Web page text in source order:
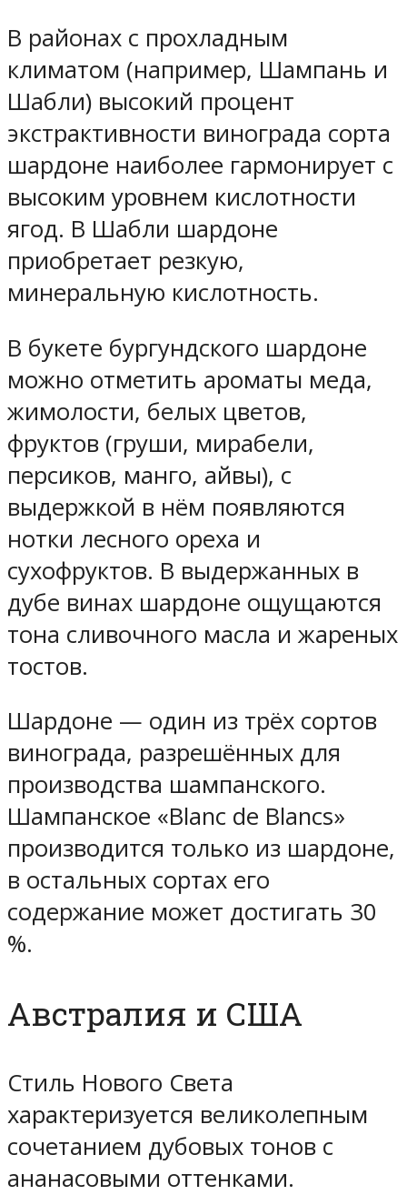
В районах с прохладным
климатом (например, Шампань и
Шабли) высокий процент
экстрактивности винограда сорта
шардоне наиболее гармонирует с
высоким уровнем кислотности
ягод. В Шабли шардоне
приобретает резкую,
минеральную кислотность.
В букете бургундского шардоне
можно отметить ароматы меда,
жимолости, белых цветов,
фруктов (груши, мирабели,
персиков, манго, айвы), с
выдержкой в нём появляются
нотки лесного ореха и
сухофруктов. В выдержанных в
дубе винах шардоне ощущаются
тона сливочного масла и жареных
тостов.
Шардоне — один из трёх сортов
винограда, разрешённых для
производства шампанского.
Шампанское «Blanc de Blancs»
производится только из шардоне,
в остальных сортах его
содержание может достигать 30
%.
Австралия и США
Стиль Нового Света
характеризуется великолепным
сочетанием дубовых тонов с
ананасовыми оттенками.